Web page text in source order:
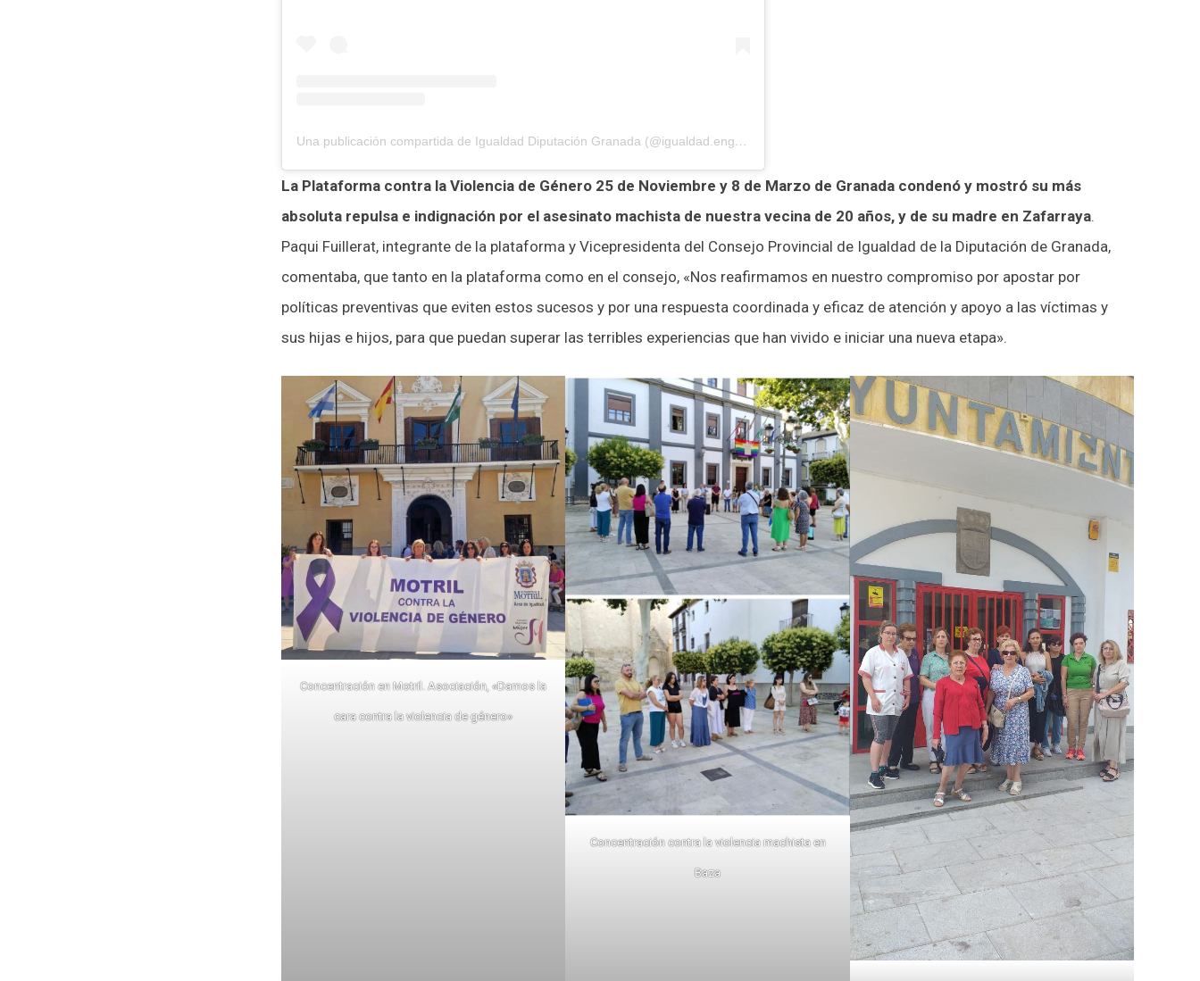
Una publicación compartida de Igualdad Diputación Granada (@igualdad.engranada)
La Plataforma contra la Violencia de Género 25 de Noviembre y 8 de Marzo de Granada condenó y mostró su más
absoluta repulsa e indignación por el asesinato machista de nuestra vecina de 20 años, y de su madre en Zafarraya.
Paqui Fuillerat, integrante de la plataforma y Vicepresidenta del Consejo Provincial de Igualdad de la Diputación de Granada,
comentaba, que tanto en la plataforma como en el consejo, «Nos reafirmamos en nuestro compromiso por apostar por
políticas preventivas que eviten estos sucesos y por una respuesta coordinada y eficaz de atención y apoyo a las víctimas y
sus hijas e hijos, para que puedan superar las terribles experiencias que han vivido e iniciar una nueva etapa».
Concentración en Motril. Asociación, «Damos la
cara contra la violencia de género»
Concentración contra la violencia machista en
Baza